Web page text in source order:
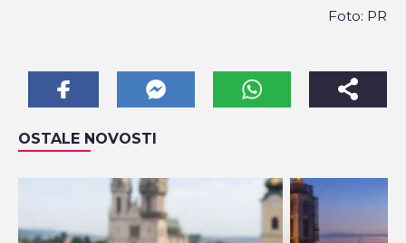
Foto: PR
OSTALE NOVOSTI